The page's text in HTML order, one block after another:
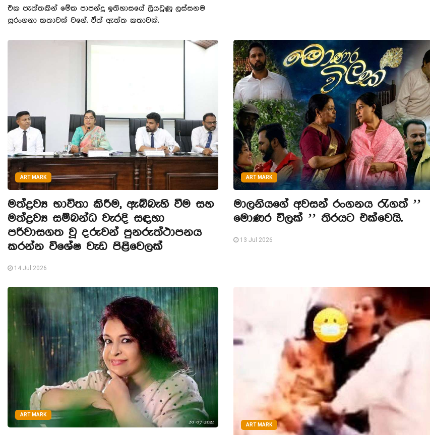
එක පැත්තකින් මේක පාපන්දු ඉතිහාසයේ ලියවුණු ලස්සනම
සුරංගනා කතාවක් වගේ. ඒත් ඇත්ත කතාවක්.
ART MARK
මත්ද්‍රව්‍ය භාවිතා කිරීම, ඇබ්බැහි වීම සහ
මත්ද්‍රව්‍ය සම්බන්ධ වැරදි සඳහා
පරිවාසගත වූ දරුවන් පුනරුත්ථාපනය
කරන්න විශේෂ වැඩ පිළිවෙලක්
14 Jul 2026
ART MARK
මාලනියගේ අවසන් රංගනය රැගත් ’’
මොණර විලක් ’’ තිරයට එක්වෙයි.
13 Jul 2026
ART MARK
ART MARK